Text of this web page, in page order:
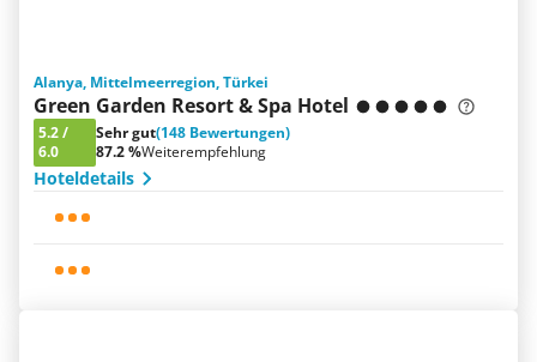
Alanya, Mittelmeerregion, Türkei
Green Garden Resort & Spa Hotel
5.2/
6.0
Sehr gut(148 Bewertungen)
87.2 %Weiterempfehlung
Hoteldetails